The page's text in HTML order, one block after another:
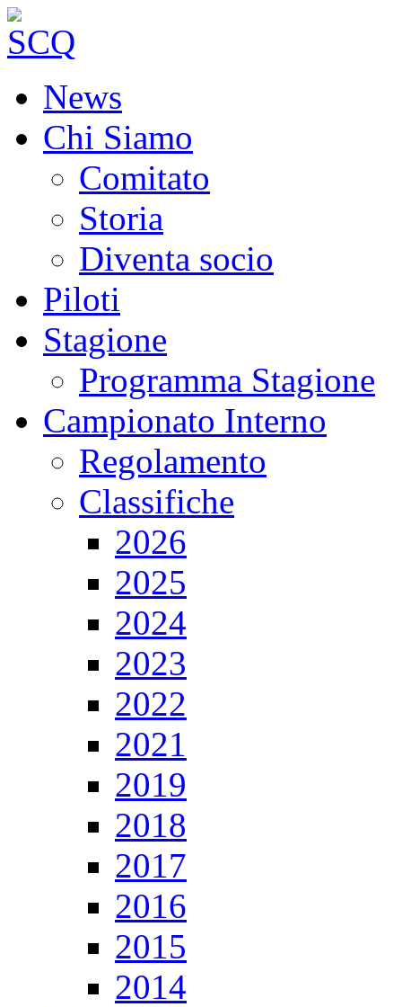
News
Chi Siamo
Comitato
Storia
Diventa socio
Piloti
Stagione
Programma Stagione
Campionato Interno
Regolamento
Classifiche
2026
2025
2024
2023
2022
2021
2019
2018
2017
2016
2015
2014